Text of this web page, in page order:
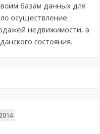
базам данных для
осуществление
недвижимости, а
состояния.